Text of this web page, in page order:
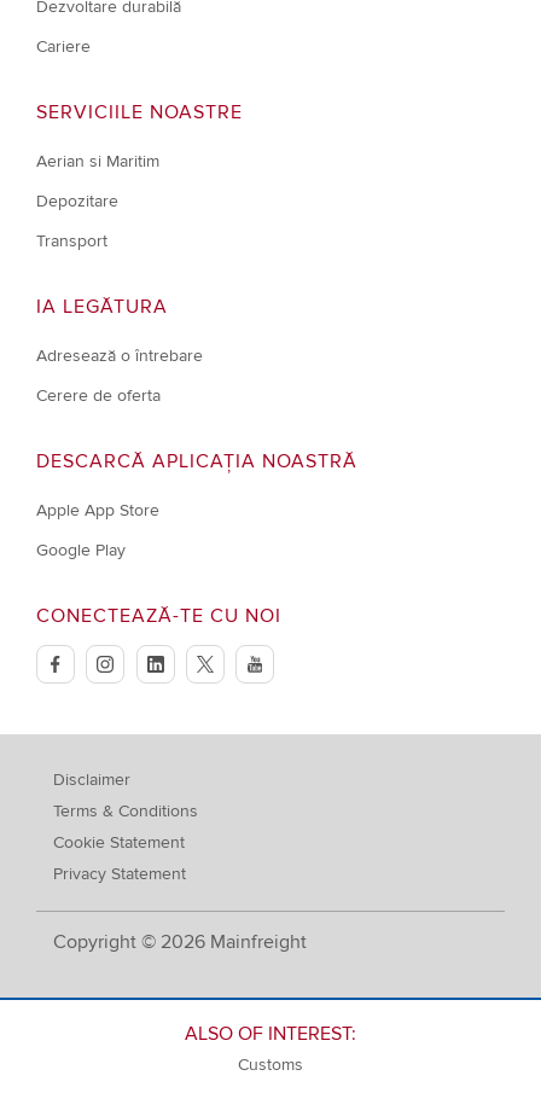
Dezvoltare durabilă
Cariere
SERVICIILE NOASTRE
Aerian si Maritim
Depozitare
Transport
IA LEGĂTURA
Adresează o întrebare
Cerere de oferta
DESCARCĂ APLICAȚIA NOASTRĂ
Apple App Store
Google Play
CONECTEAZĂ-TE CU NOI
facebookinstagramlinkedintwitteryoutube
Copyright © 2026 Mainfreight
Disclaimer
Terms & Conditions
Cookie Statement
Privacy Statement
ALSO OF INTEREST:
Customs